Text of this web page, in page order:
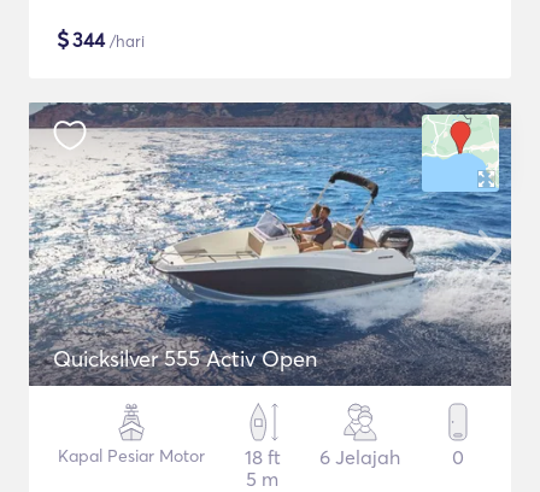
$344/hari
Quicksilver 555 Activ Open
Kapal Pesiar Motor
18 ft
5 m
6 Jelajah 0